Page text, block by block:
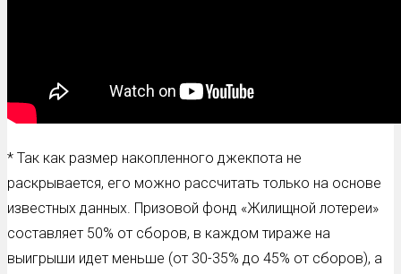
* Так как размер накопленного джекпота не
раскрывается, его можно рассчитать только на основе
известных данных. Призовой фонд «Жилищной лотереи»
составляет 50% от сборов, в каждом тираже на
выигрыши идет меньше (от 30-35% до 45% от сборов), а